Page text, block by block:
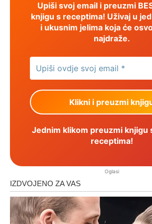
Upiši svoj email i preuzmi
knjigu s receptima! Uživaj u
i ukusnim jelima koja će
najdraže.
Jednim klikom preuzmi knjigu
receptima!
Oglasi